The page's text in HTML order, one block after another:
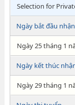
Selection for
Ngày bắt đầu
Ngày 25 tháng 1
Ngày kết thúc
Ngày 29 tháng 1